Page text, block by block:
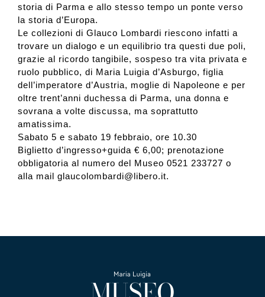
storia di Parma e allo stesso tempo un ponte verso
la storia d’Europa.
Le collezioni di Glauco Lombardi riescono infatti a
trovare un dialogo e un equilibrio tra questi due poli,
grazie al ricordo tangibile, sospeso tra vita privata e
ruolo pubblico, di Maria Luigia d’Asburgo, figlia
dell’imperatore d’Austria, moglie di Napoleone e per
oltre trent’anni duchessa di Parma, una donna e
sovrana a volte discussa, ma soprattutto
amatissima.
Sabato 5 e sabato 19 febbraio, ore 10.30
Biglietto d’ingresso+guida € 6,00; prenotazione
obbligatoria al numero del Museo 0521 233727 o
alla mail glaucolombardi@libero.it.